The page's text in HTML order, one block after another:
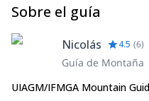
Sobre el guía
Nicolás 4.5 (6)
Guía de Montaña
UIAGM/IFMGA Mountain